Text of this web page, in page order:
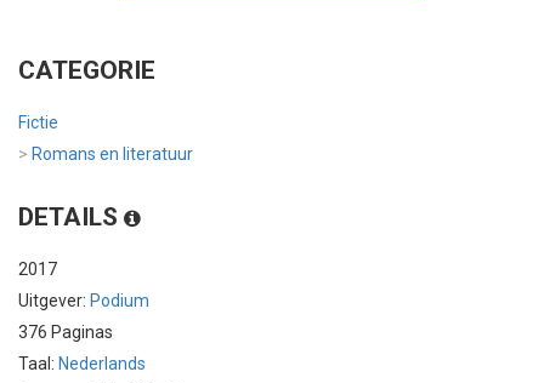
CATEGORIE
Fictie
> Romans en literatuur
DETAILS
2017
Uitgever: Podium
376 Paginas
Taal: Nederlands